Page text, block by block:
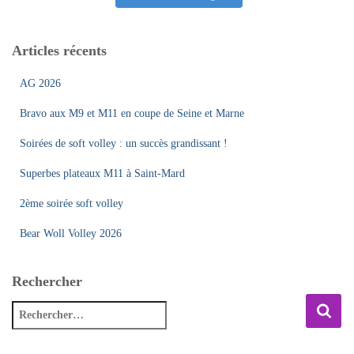
Articles récents
AG 2026
Bravo aux M9 et M11 en coupe de Seine et Marne
Soirées de soft volley : un succès grandissant !
Superbes plateaux M11 à Saint-Mard
2ème soirée soft volley
Bear Woll Volley 2026
Rechercher
e